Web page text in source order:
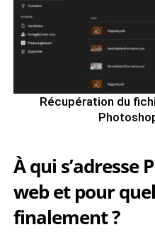
Récupération du
À qui s’adresse
web et pour
finalement ?